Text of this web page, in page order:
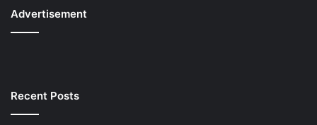
Advertisement
Recent Posts